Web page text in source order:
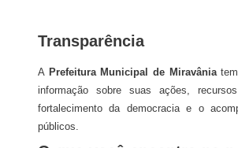
Transparência
A Prefeitura Municipal de Miravâniatem
informação sobre suas ações,
fortalecimento da democracia e o
públicos.